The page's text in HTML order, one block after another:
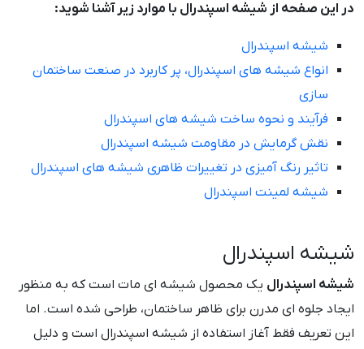
در این صفحه از شیشه اسپندرال با موارد زیر آشنا شوید:
شیشه اسپندرال
انواع شیشه های اسپندرال، پر کاربرد در صنعت ساختمان
سازی
فرآیند و نحوه ساخت شیشه های اسپندرال
نقش گرمایش در مقاومت شیشه اسپندرال
تاثیر رنگ آمیزی در تغییرات ظاهری شیشه های اسپندرال
شیشه لمینت اسپندرال
شیشه اسپندرال
شیشه اسپندرال یک محصول شیشه ای مات است که به منظور
ایجاد جلوه ای مدرن برای ظاهر ساختمان، طراحی شده است. اما
این تعریف فقط آغاز استفاده از شیشه اسپندرال است و دلیل